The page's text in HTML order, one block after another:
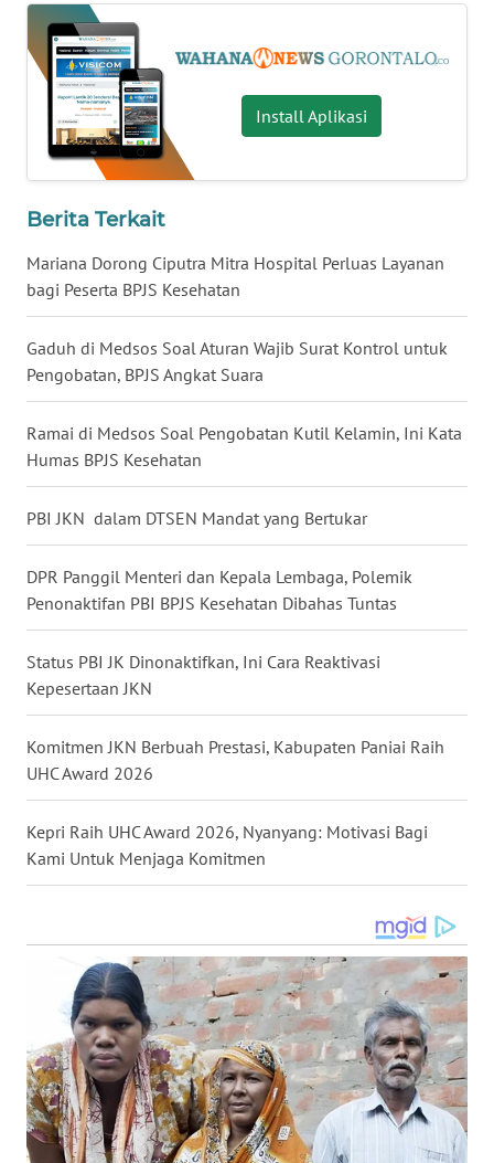
Install Aplikasi
Berita Terkait
Mariana Dorong Ciputra Mitra Hospital Perluas Layanan
bagi Peserta BPJS Kesehatan
Gaduh di Medsos Soal Aturan Wajib Surat Kontrol untuk
Pengobatan, BPJS Angkat Suara
Ramai di Medsos Soal Pengobatan Kutil Kelamin, Ini Kata
Humas BPJS Kesehatan
PBI JKN dalam DTSEN Mandat yang Bertukar
DPR Panggil Menteri dan Kepala Lembaga, Polemik
Penonaktifan PBI BPJS Kesehatan Dibahas Tuntas
Status PBI JK Dinonaktifkan, Ini Cara Reaktivasi
Kepesertaan JKN
Komitmen JKN Berbuah Prestasi, Kabupaten Paniai Raih
UHC Award 2026 ‎
Kepri Raih UHC Award 2026, Nyanyang: Motivasi Bagi
Kami Untuk Menjaga Komitmen
WN
NUSANTARA
WN
JOGJA
WN
JATIM
WN
BALI
WN
WN
WN
KALTIM
WN
SULSEL
WN
GORONTALO
WN
SULUT
WN
MALUKU
WN
MALUT